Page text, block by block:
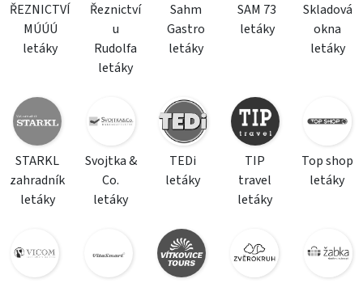
ŘEZNICTVÍ
MÚÚÚ
letáky
Řeznictví
u
Rudolfa
letáky
Sahm
Gastro
letáky
SAM 73
letáky
Skladová
okna
letáky
STARKL
zahradník
letáky
Svojtka &
Co.
letáky
TEDi
letáky
TIP
travel
letáky
Top shop
letáky